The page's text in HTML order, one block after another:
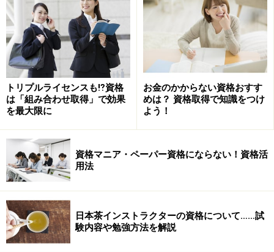
トリプルライセンスも⁉資格
は「組み合わせ取得」で効果
を最大限に
お金のかからない資格おすす
めは？ 資格取得で知識をつけ
よう！
資格マニア・ペーパー資格にならない！資格活
用法
日本茶インストラクターの資格について……試
験内容や勉強方法を解説